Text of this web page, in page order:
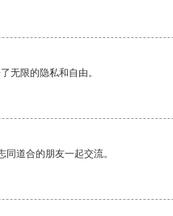
无限的隐私和自由。
道合的朋友一起交流。